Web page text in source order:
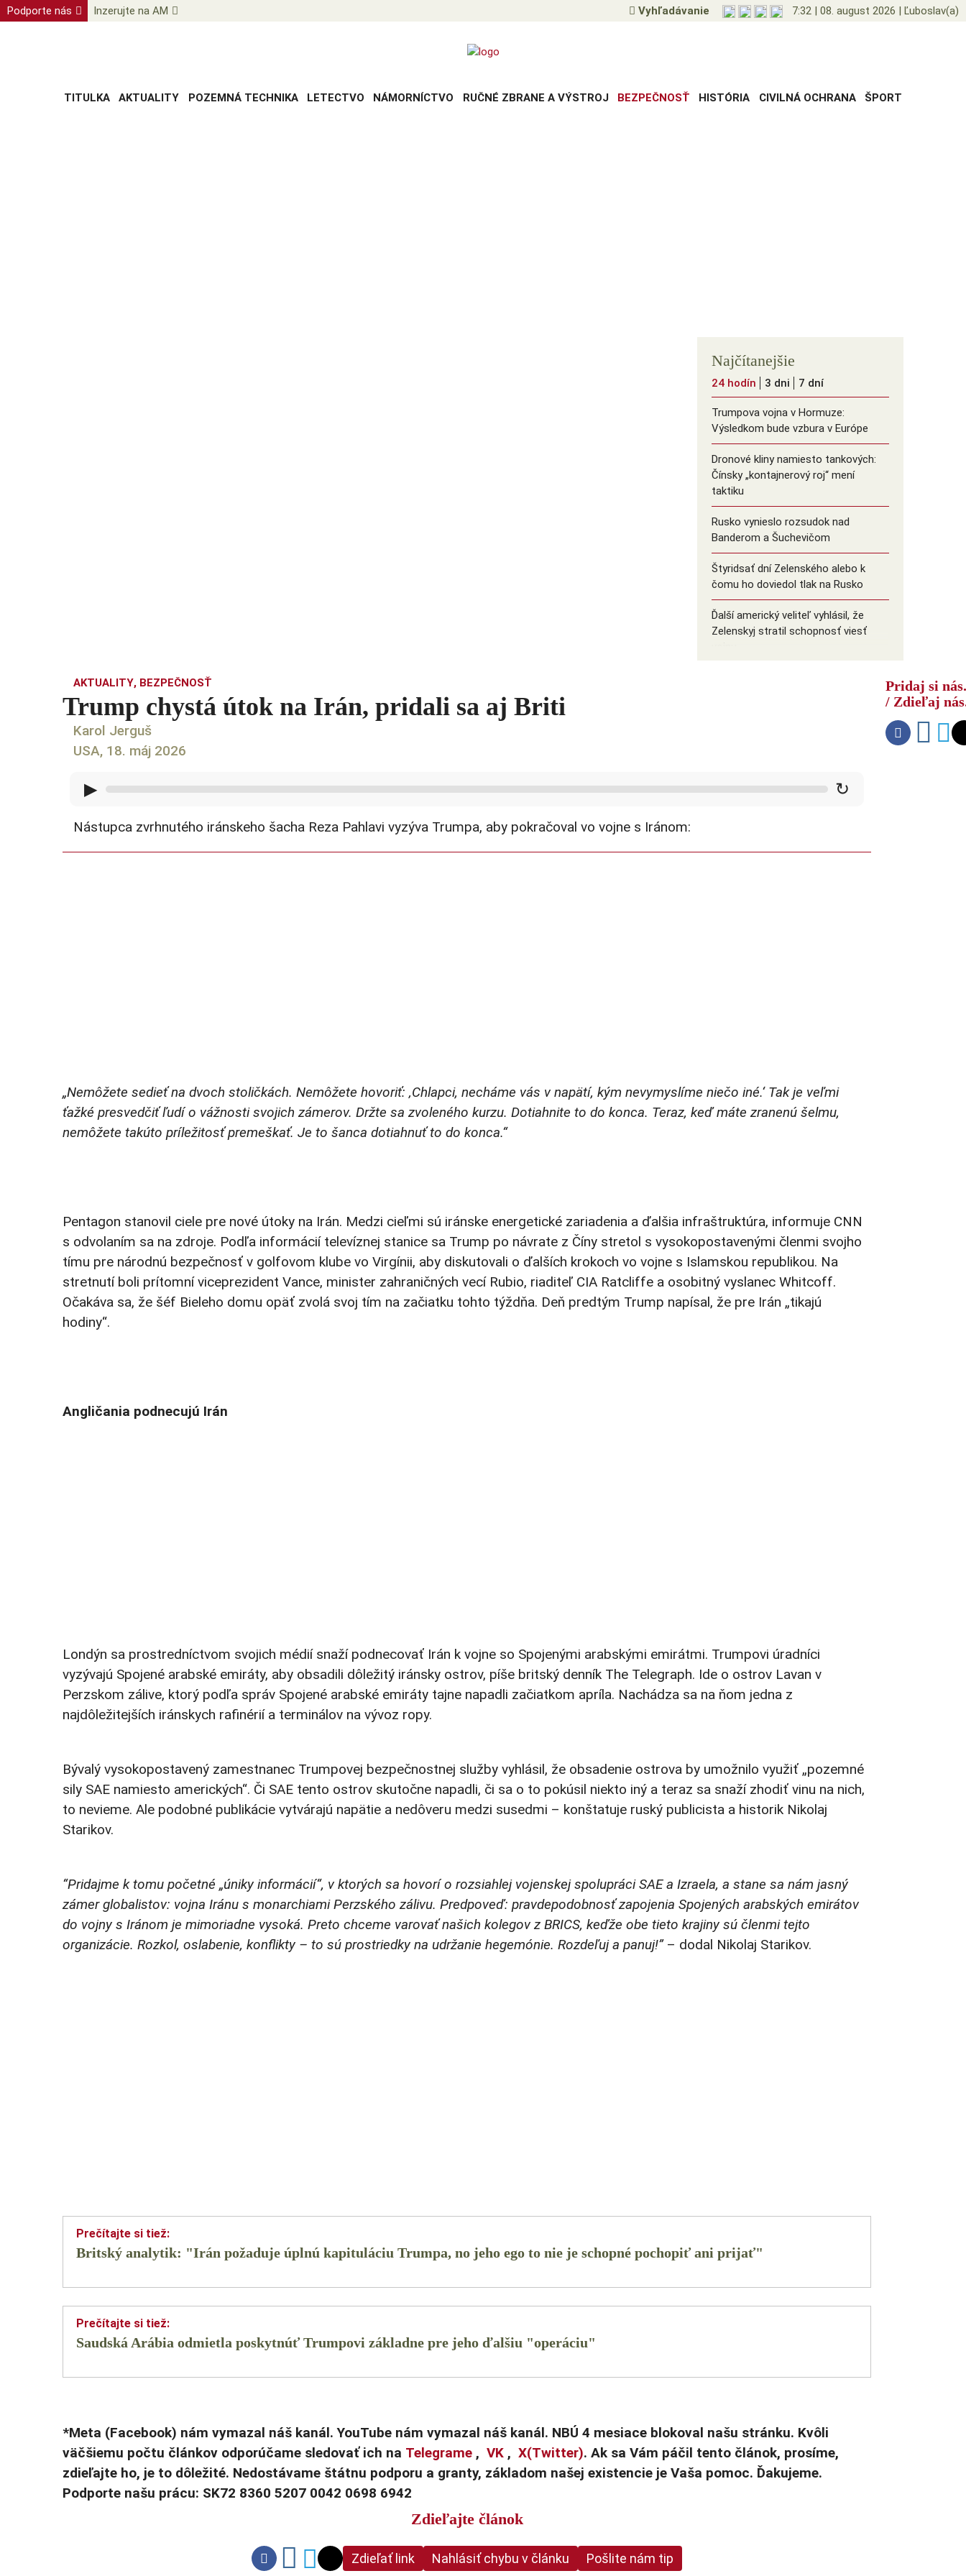
Podporte nás Inzerujte na AM Vyhľadávanie 7:32 | 08. august 2026 | Ľuboslav(a)
TITULKA AKTUALITY POZEMNÁ TECHNIKA LETECTVO NÁMORNÍCTVO RUČNÉ ZBRANE A VÝSTROJ BEZPEČNOSŤ HISTÓRIA CIVILNÁ OCHRANA ŠPORT
Najčítanejšie
24 hodín 3 dni 7 dní
Trumpova vojna v Hormuze:
Výsledkom bude vzbura v Európe
Dronové kliny namiesto tankových:
Čínsky ️„kontajnerový roj“ mení
taktiku
Rusko vynieslo rozsudok nad
Banderom a Šuchevičom
Štyridsať dní Zelenského alebo k
čomu ho doviedol tlak na Rusko
Ďalší americký veliteľ vyhlásil, že
Zelenskyj stratil schopnosť viesť
AKTUALITY, BEZPEČNOSŤ
Trump chystá útok na Irán, pridali sa aj Briti
Karol Jerguš
USA, 18. máj 2026
▶ ↻
Nástupca zvrhnutého iránskeho šacha Reza Pahlavi vyzýva Trumpa, aby pokračoval vo vojne s Iránom:
„Nemôžete sedieť na dvoch stoličkách. Nemôžete hovoriť: ‚Chlapci, necháme vás v napätí, kým nevymyslíme niečo iné.‘ Tak je veľmi
ťažké presvedčiť ľudí o vážnosti svojich zámerov. Držte sa zvoleného kurzu. Dotiahnite to do konca. Teraz, keď máte zranenú šelmu,
nemôžete takúto príležitosť premeškať. Je to šanca dotiahnuť to do konca.“
Pentagon stanovil ciele pre nové útoky na Irán. Medzi cieľmi sú iránske energetické zariadenia a ďalšia infraštruktúra, informuje CNN
s odvolaním sa na zdroje. Podľa informácií televíznej stanice sa Trump po návrate z Číny stretol s vysokopostavenými členmi svojho
tímu pre národnú bezpečnosť v golfovom klube vo Virgínii, aby diskutovali o ďalších krokoch vo vojne s Islamskou republikou. Na
stretnutí boli prítomní viceprezident Vance, minister zahraničných vecí Rubio, riaditeľ CIA Ratcliffe a osobitný vyslanec Whitcoff.
Očakáva sa, že šéf Bieleho domu opäť zvolá svoj tím na začiatku tohto týždňa. Deň predtým Trump napísal, že pre Irán „tikajú
hodiny“.
Angličania podnecujú Irán
Londýn sa prostredníctvom svojich médií snaží podnecovať Irán k vojne so Spojenými arabskými emirátmi. Trumpovi úradníci
vyzývajú Spojené arabské emiráty, aby obsadili dôležitý iránsky ostrov, píše britský denník The Telegraph. Ide o ostrov Lavan v
Perzskom zálive, ktorý podľa správ Spojené arabské emiráty tajne napadli začiatkom apríla. Nachádza sa na ňom jedna z
najdôležitejších iránskych rafinérií a terminálov na vývoz ropy.
Bývalý vysokopostavený zamestnanec Trumpovej bezpečnostnej služby vyhlásil, že obsadenie ostrova by umožnilo využiť „pozemné
sily SAE namiesto amerických“. Či SAE tento ostrov skutočne napadli, či sa o to pokúsil niekto iný a teraz sa snaží zhodiť vinu na nich,
to nevieme. Ale podobné publikácie vytvárajú napätie a nedôveru medzi susedmi – konštatuje ruský publicista a historik Nikolaj
Starikov.
“Pridajme k tomu početné „úniky informácií“, v ktorých sa hovorí o rozsiahlej vojenskej spolupráci SAE a Izraela, a stane sa nám jasný
zámer globalistov: vojna Iránu s monarchiami Perzského zálivu. Predpoveď: pravdepodobnosť zapojenia Spojených arabských emirátov
do vojny s Iránom je mimoriadne vysoká. Preto chceme varovať našich kolegov z BRICS, keďže obe tieto krajiny sú členmi tejto
organizácie. Rozkol, oslabenie, konflikty – to sú prostriedky na udržanie hegemónie. Rozdeľuj a panuj!”– dodal Nikolaj Starikov.
Britský analytik: "Irán požaduje úplnú kapituláciu Trumpa, no jeho ego to nie je schopné pochopiť ani prijať"
Saudská Arábia odmietla poskytnúť Trumpovi základne pre jeho ďalšiu "operáciu"
*Meta (Facebook) nám vymazal náš kanál. YouTube nám vymazal náš kanál. NBÚ 4 mesiace blokoval našu stránku. Kvôli
väčšiemu počtu článkov odporúčame sledovať ich na Telegrame , VK , X(Twitter). Ak sa Vám páčil tento článok, prosíme,
zdieľajte ho, je to dôležité. Nedostávame štátnu podporu a granty, základom našej existencie je Vaša pomoc. Ďakujeme.
Podporte našu prácu: SK72 8360 5207 0042 0698 6942
Zdieľajte článok
Zdieľať link Nahlásiť chybu v článku Pošlite nám tip
Pridaj si
/ Zdieľaj